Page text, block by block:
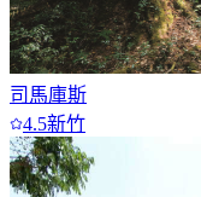
司馬庫斯
4.5新竹